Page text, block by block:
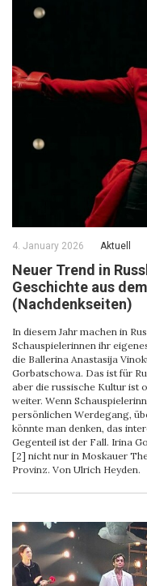
4. January 2026 Aktuell
Neuer Trend in
Geschichte aus
(Nachdenkseiten)
In diesem Jahr machen in
Schauspielerinnen ihr
die Ballerina Anastasija
Gorbatschowa. Das ist für
aber die russische Kultur ist
weiter. Wenn
persönlichen Werdegang,
könnte man denken, das
Gegenteil ist der Fall. Irina
[2] nicht nur in Moskauer
Provinz. Von Ulrich Heyden.